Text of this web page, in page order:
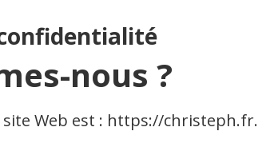
nous ?
site Web est : https://christeph.fr.